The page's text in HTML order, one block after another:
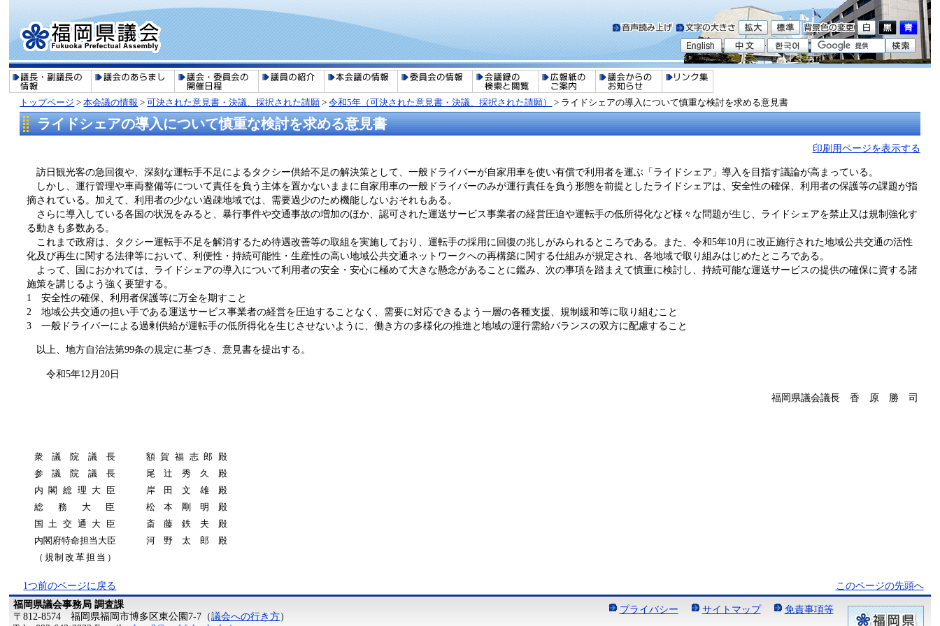
トップページ >本会議の情報 >可決された意見書・決議、採択された請願 >令和5年（可決された意見書・決議、採択された請願） > ライドシェアの導入について慎重な検討を求める意見書
ライドシェアの導入について慎重な検討を求める意見書
印刷用ページを表示する
訪日観光客の急回復や、深刻な運転手不足によるタクシー供給不足の解決策として、一般ドライバーが自家用車を使い有償で利用者を運ぶ「ライドシェア」導入を目指す議論が高まっている。
しかし、運行管理や車両整備等について責任を負う主体を置かないままに自家用車の一般ドライバーのみが運行責任を負う形態を前提としたライドシェアは、安全性の確保、利用者の保護等の課題が指
摘されている。加えて、利用者の少ない過疎地域では、需要過少のため機能しないおそれもある。
さらに導入している各国の状況をみると、暴行事件や交通事故の増加のほか、認可された運送サービス事業者の経営圧迫や運転手の低所得化など様々な問題が生じ、ライドシェアを禁止又は規制強化す
る動きも多数ある。
これまで政府は、タクシー運転手不足を解消するため待遇改善等の取組を実施しており、運転手の採用に回復の兆しがみられるところである。また、令和5年10月に改正施行された地域公共交通の活性
化及び再生に関する法律等において、利便性・持続可能性・生産性の高い地域公共交通ネットワークへの再構築に関する仕組みが規定され、各地域で取り組みはじめたところである。
よって、国におかれては、ライドシェアの導入について利用者の安全・安心に極めて大きな懸念があることに鑑み、次の事項を踏まえて慎重に検討し、持続可能な運送サービスの提供の確保に資する諸
施策を講じるよう強く要望する。
1 安全性の確保、利用者保護等に万全を期すこと
2 地域公共交通の担い手である運送サービス事業者の経営を圧迫することなく、需要に対応できるよう一層の各種支援、規制緩和等に取り組むこと
3 一般ドライバーによる過剰供給が運転手の低所得化を生じさせないように、働き方の多様化の推進と地域の運行需給バランスの双方に配慮すること
以上、地方自治法第99条の規定に基づき、意見書を提出する。
令和5年12月20日
福岡県議会議長 香 原 勝 司
衆議院議長
額賀福志郎殿
参議院議長
尾辻秀久殿
内閣総理大臣
岸田文雄殿
総務大臣
松本剛明殿
国土交通大臣
斎藤鉄夫殿
内閣府特命担当大臣
河野太郎殿
（規制改革担当）
1つ前のページに戻る
このページの先頭へ
福岡県議会事務局 調査課
〒812-8574 福岡県福岡市博多区東公園7-7（議会への行き方）
プライバシー サイトマップ 免責事項等